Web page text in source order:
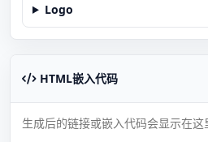
Logo
HTML嵌入代码